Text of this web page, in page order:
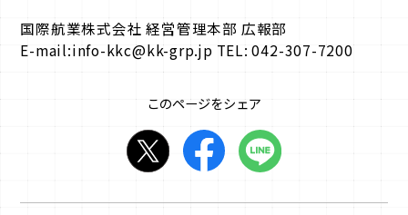
国際航業株式会社 経営管理本部 広報部
E-mail:info-kkc@kk-grp.jp TEL: 042-307-7200
このページをシェア